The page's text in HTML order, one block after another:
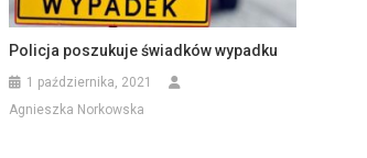
Policja poszukuje świadków wypadku
1 października, 2021
Agnieszka Norkowska